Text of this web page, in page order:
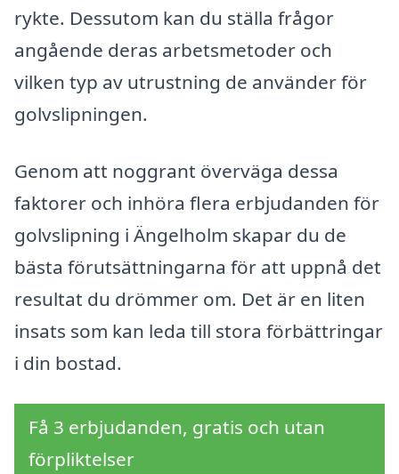
rykte. Dessutom kan du ställa frågor
angående deras arbetsmetoder och
vilken typ av utrustning de använder för
golvslipningen.
Genom att noggrant överväga dessa
faktorer och inhöra flera erbjudanden för
golvslipning i Ängelholm skapar du de
bästa förutsättningarna för att uppnå det
resultat du drömmer om. Det är en liten
insats som kan leda till stora förbättringar
i din bostad.
Få 3 erbjudanden, gratis och utan
förpliktelser